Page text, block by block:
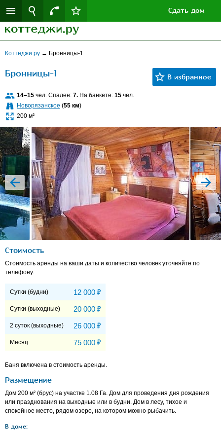
Сдать дом
Коттеджи.ру → Бронницы-1
Бронницы-1
14–15 чел. Спален: 7. На банкете: 15 чел.
Новорязанское (55 км)
200 м²
prev next
Стоимость
Стоимость аренды на ваши даты и количество человек уточняйте по
телефону.
Сутки (будни) 12 000 Р
Сутки (выходные) 20 000 Р
2 суток (выходные) 26 000 Р
Месяц 75 000 Р
Баня включена в стоимость аренды.
Размещение
Дом 200 м² (брус) на участке 1.08 Га. Дом для проведения дня рождения
или празднования на выходные или в будни. Дом в лесу, тихое и
спокойное место, рядом озеро, на котором можно рыбачить.
В доме: